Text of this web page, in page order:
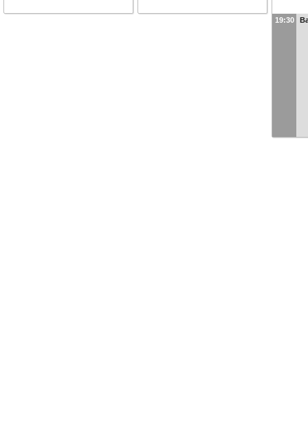
19:30